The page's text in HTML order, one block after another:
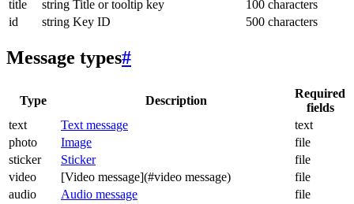
title
string Title or tooltip key
100 characters
id
string Key ID 500 characters
Message types#
Type Description
Required
fields
text
Text message
text
photo
Image
file
sticker
Sticker
file
video
[Video message](#video message)
file
audio
Audio message file